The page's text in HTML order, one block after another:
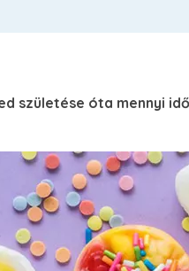
születése óta mennyi